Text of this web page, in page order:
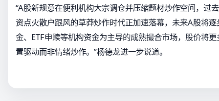
“A股新规意在便利机构大宗调仓并压缩题材炒作空间，过
资点火散户跟风的草莽炒作时代正加速落幕，未来A股将
金、ETF申赎等机构资金为主导的成熟撮合市场，股价将
置驱动而非情绪炒作。”杨德龙进一步说道。